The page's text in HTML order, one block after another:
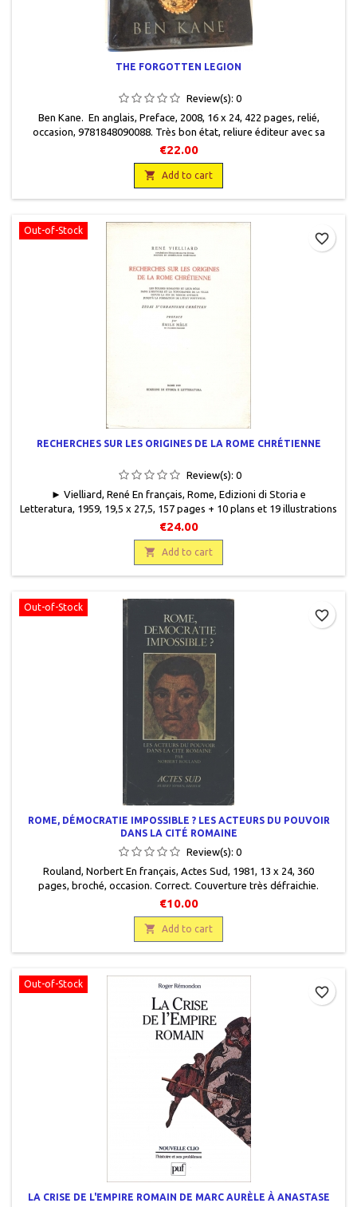
THE FORGOTTEN LEGION
Review(s): 0
Ben Kane. En anglais, Preface, 2008, 16 x 24, 422 pages, relié,
occasion, 9781848090088. Très bon état, reliure éditeur avec sa
jaquette.
€22.00
 Add to cart
Out-of-Stock
RECHERCHES SUR LES ORIGINES DE LA ROME CHRÉTIENNE
Review(s): 0
► Vielliard, René En français, Rome, Edizioni di Storia e
Letteratura , 1959 , 19,5 x 27,5 , 157 pages + 10 plans et 19 illustrations
NB ,broché, occasion .Très bon état.
€24.00
 Add to cart
favorite_border
Out-of-Stock
ROME, DÉMOCRATIE IMPOSSIBLE ? LES ACTEURS DU POUVOIR
DANS LA CITÉ ROMAINE
Review(s): 0
Rouland, Norbert En français , Actes Sud , 1981, 13 x 24 , 360
pages , broché , occasion . Correct. Couverture très défraichie.
Pelliculage qui se décolle par endroits. Nombreux soulignés au
crayon dans le texte.
€10.00
 Add to cart
favorite_border
Out-of-Stock
LA CRISE DE L'EMPIRE ROMAIN DE MARC AURÈLE À ANASTASE
favorite_border